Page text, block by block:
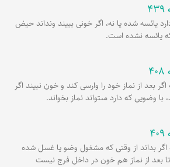
شک دارد یائسه شده یا نه، اگر خونی ببیند ونداند حیض
که یائسه نشده است.
اگر بعد از نماز خود را وارسى کند و خون نبیند اگر
با وضویى که دارد مى‏تواند نماز بخواند.
اگر بداند از وقتى که مشغول وضو یا غسل شده
تا بعد از نماز هم خون در داخل فرج نیست